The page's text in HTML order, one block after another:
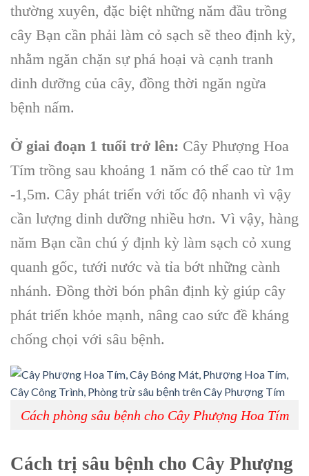
thường xuyên, đặc biệt những năm đầu trồng
cây Bạn cần phải làm cỏ sạch sẽ theo định kỳ,
nhằm ngăn chặn sự phá hoại và cạnh tranh
dinh dưỡng của cây, đồng thời ngăn ngừa
bệnh nấm.
Ở giai đoạn 1 tuổi trở lên: Cây Phượng Hoa
Tím trồng sau khoảng 1 năm có thể cao từ 1m
-1,5m. Cây phát triển với tốc độ nhanh vì vậy
cần lượng dinh dưỡng nhiều hơn. Vì vậy, hàng
năm Bạn cần chú ý định kỳ làm sạch cỏ xung
quanh gốc, tưới nước và tỉa bớt những cành
nhánh. Đồng thời bón phân định kỳ giúp cây
phát triển khỏe mạnh, nâng cao sức đề kháng
chống chọi với sâu bệnh.
Cách phòng sâu bệnh cho Cây Phượng Hoa Tím
Cách trị sâu bệnh cho Cây Phượng